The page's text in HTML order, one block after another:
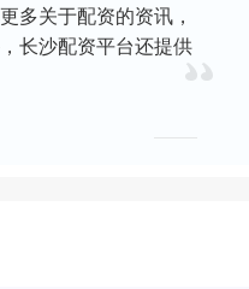
多关于配资的资讯，
长沙配资平台还提供